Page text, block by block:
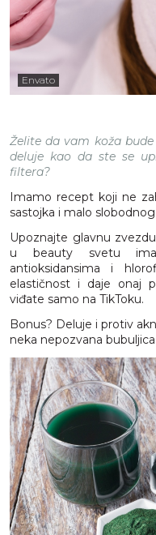
Envato
Želite da vam koža
deluje kao da ste se
filtera?
Imamo recept koji ne
sastojka i malo
Upoznajte glavnu
u beauty svetu ima
antioksidansima i
elastičnost i daje onaj
viđate samo na TikToku.
Bonus? Deluje i protiv
neka nepozvana